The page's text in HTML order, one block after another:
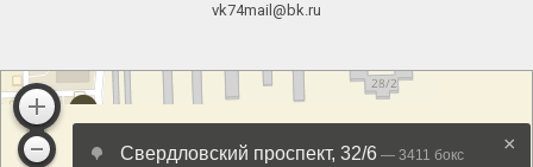
vk74mail@bk.ru